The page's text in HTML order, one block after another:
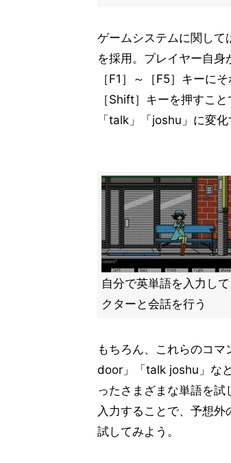
ゲームシステムに関して
を採用。プレイヤー自身
［F1］～［F5］キーに
［Shift］キーを押すこ
「talk」「joshu」に変化
自分で英単語を入力し
クターと会話を行う
もちろん、これらのコ
door」「talk joshu」な
ったさまざまな単語を
入力することで、予想
試してみよう。